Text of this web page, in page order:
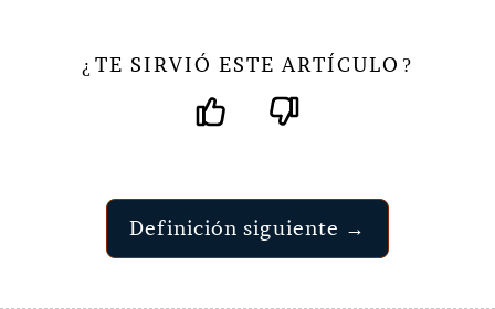
¿ TE SIRVIÓ ESTE ARTÍCULO ?
Definición siguiente →